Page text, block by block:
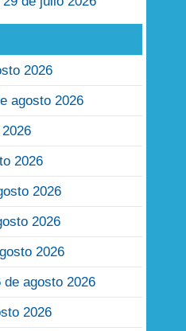
2026
agosto 2026
2026
2026
2026
2026
agosto 2026
2026